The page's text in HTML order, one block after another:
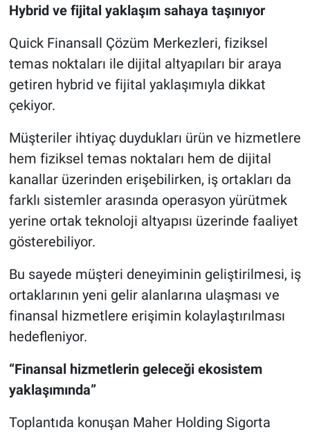
Hybrid ve fijital yaklaşım sahaya taşınıyor
Quick Finansall Çözüm Merkezleri, fiziksel
temas noktaları ile dijital altyapıları bir araya
getiren hybrid ve fijital yaklaşımıyla dikkat
çekiyor.
Müşteriler ihtiyaç duydukları ürün ve hizmetlere
hem fiziksel temas noktaları hem de dijital
kanallar üzerinden erişebilirken, iş ortakları da
farklı sistemler arasında operasyon yürütmek
yerine ortak teknoloji altyapısı üzerinde faaliyet
gösterebiliyor.
Bu sayede müşteri deneyiminin geliştirilmesi, iş
ortaklarının yeni gelir alanlarına ulaşması ve
finansal hizmetlere erişimin kolaylaştırılması
hedefleniyor.
“Finansal hizmetlerin geleceği ekosistem
yaklaşımında”
Toplantıda konuşan Maher Holding Sigorta